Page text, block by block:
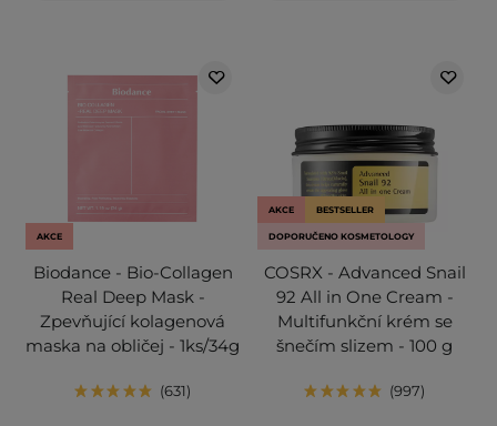
AKCE
Biodance - Bio-Collagen
Real Deep Mask -
Zpevňující kolagenová
maska na obličej - 1ks/34g
631
AKCE BESTSELLER
DOPORUČENO KOSMETOLOGY
COSRX - Advanced Snail
92 All in One Cream -
Multifunkční krém se
šnečím slizem - 100 g
997